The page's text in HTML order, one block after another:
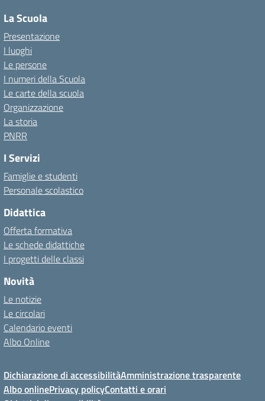
La Scuola
Presentazione
I luoghi
Le persone
I numeri della Scuola
Le carte della scuola
Organizzazione
La storia
PNRR
I Servizi
Famiglie e studenti
Personale scolastico
Didattica
Offerta formativa
Le schede didattiche
I progetti delle classi
Novità
Le notizie
Le circolari
Calendario eventi
Albo Online
Dichiarazione di accessibilitàAmministrazione trasparente
Albo onlinePrivacy policyContatti e orari